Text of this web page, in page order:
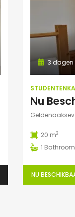
3
20 m2
1 Bathroom
NU